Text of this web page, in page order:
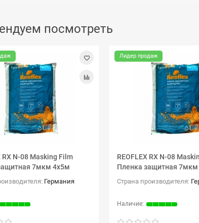
посмотреть
RX N-08 Masking Film
7мкм 4х5м
Германия
Лидер продаж
REOFLEX RX N-08
Пленка защитная 7мкм
Страна производителя: